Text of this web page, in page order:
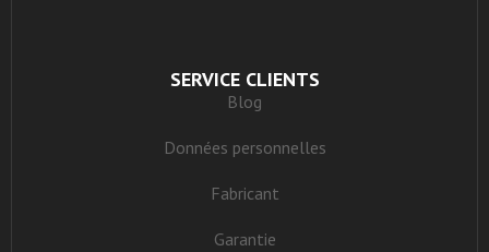
SERVICE CLIENTS
Blog
Données personnelles
Fabricant
Garantie